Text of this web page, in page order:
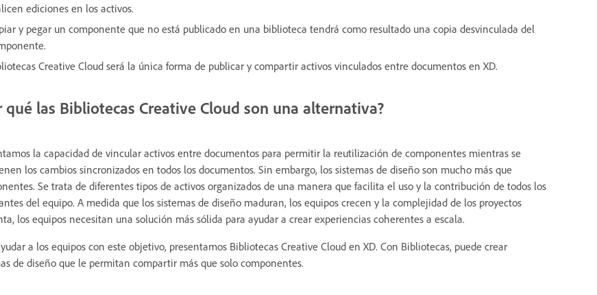
ediciones en los activos.
y pegar un componente que no está publicado en una biblioteca tendrá como resultado una copia desvinculada del
Creative Cloud será la única forma de publicar y compartir activos vinculados entre documentos en XD.
qué las Bibliotecas Creative Cloud son una alternativa?
la capacidad de vincular activos entre documentos para permitir la reutilización de componentes mientras se
los cambios sincronizados en todos los documentos. Sin embargo, los sistemas de diseño son mucho más que
Se trata de diferentes tipos de activos organizados de una manera que facilita el uso y la contribución de todos los
del equipo. A medida que los sistemas de diseño maduran, los equipos crecen y la complejidad de los proyectos
los equipos necesitan una solución más sólida para ayudar a crear experiencias coherentes a escala.
a los equipos con este objetivo, presentamos Bibliotecas Creative Cloud en XD. Con Bibliotecas, puede crear
de diseño que le permitan compartir más que solo componentes.